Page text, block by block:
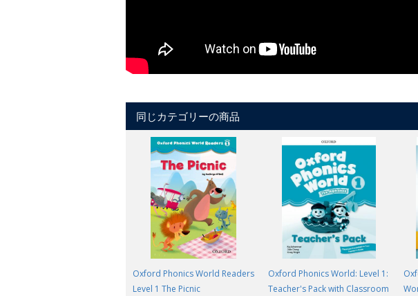
同じカテゴリーの商品
Oxford Phonics World Readers
Level 1 The Picnic
Oxford Phonics World: Level 1:
Teacher's Pack with Classroom